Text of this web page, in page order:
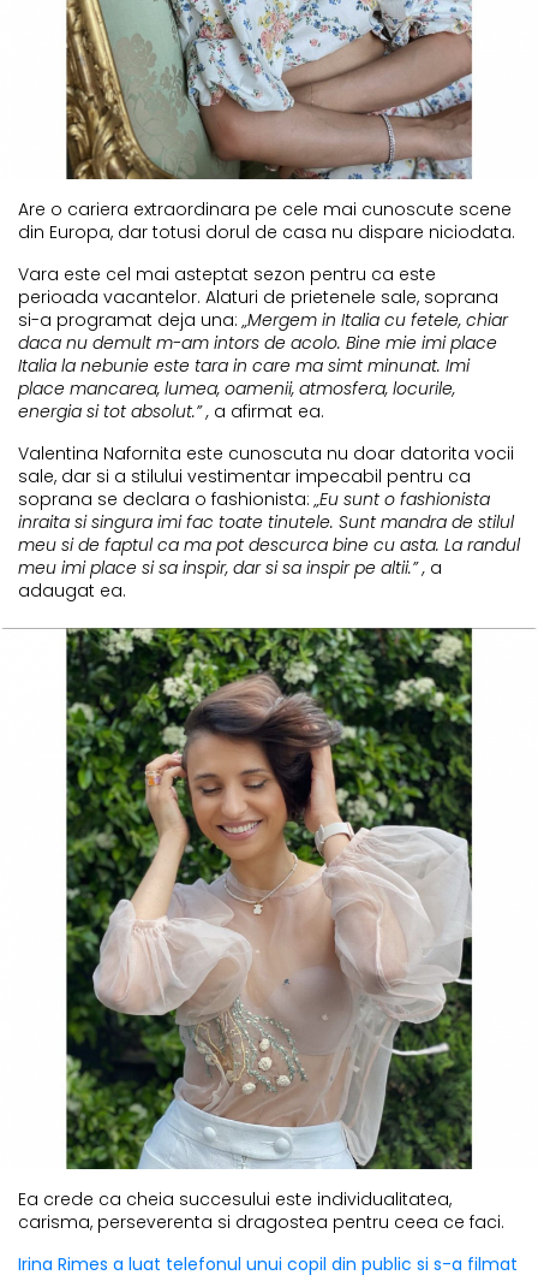
Are o cariera extraordinara pe cele mai cunoscute scene
din Europa, dar totusi dorul de casa nu dispare niciodata.
Vara este cel mai asteptat sezon pentru ca este
perioada vacantelor. Alaturi de prietenele sale, soprana
si-a programat deja una: „Mergem in Italia cu fetele, chiar
daca nu demult m-am intors de acolo. Bine mie imi place
Italia la nebunie este tara in care ma simt minunat. Imi
place mancarea, lumea, oamenii, atmosfera, locurile,
energia si tot absolut.” , a afirmat ea.
Valentina Nafornita este cunoscuta nu doar datorita vocii
sale, dar si a stilului vestimentar impecabil pentru ca
soprana se declara o fashionista: „Eu sunt o fashionista
inraita si singura imi fac toate tinutele. Sunt mandra de stilul
meu si de faptul ca ma pot descurca bine cu asta. La randul
meu imi place si sa inspir, dar si sa inspir pe altii.” , a
adaugat ea.
Ea crede ca cheia succesului este individualitatea,
carisma, perseverenta si dragostea pentru ceea ce faci.
Irina Rimes a luat telefonul unui copil din public si s-a filmat